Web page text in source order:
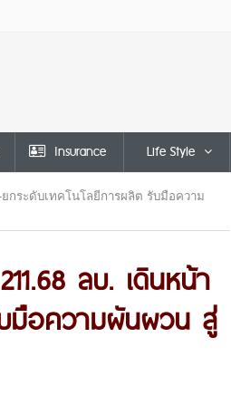
Insurance Life Style
กระดับเทคโนโลยีการผลิต รับมือความ
ลบ. เดินหน้า
บมือความผันผวน สู่